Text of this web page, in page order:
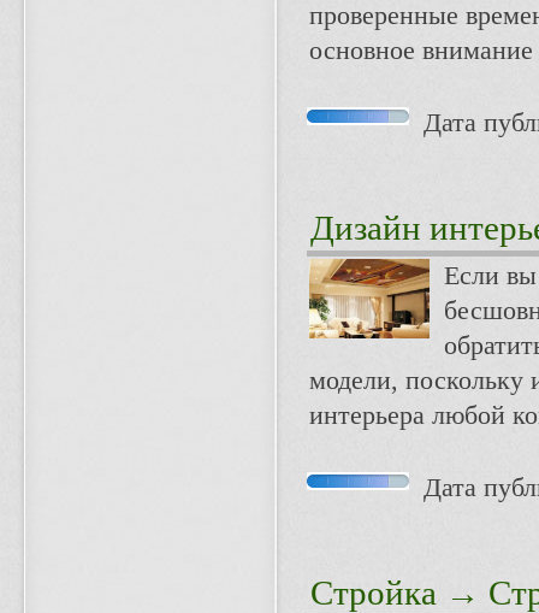
проверенные
основное внимание
Дата
Дизайн
Если вы
модели, поскольку
интерьера любой
Дата
Стройка →